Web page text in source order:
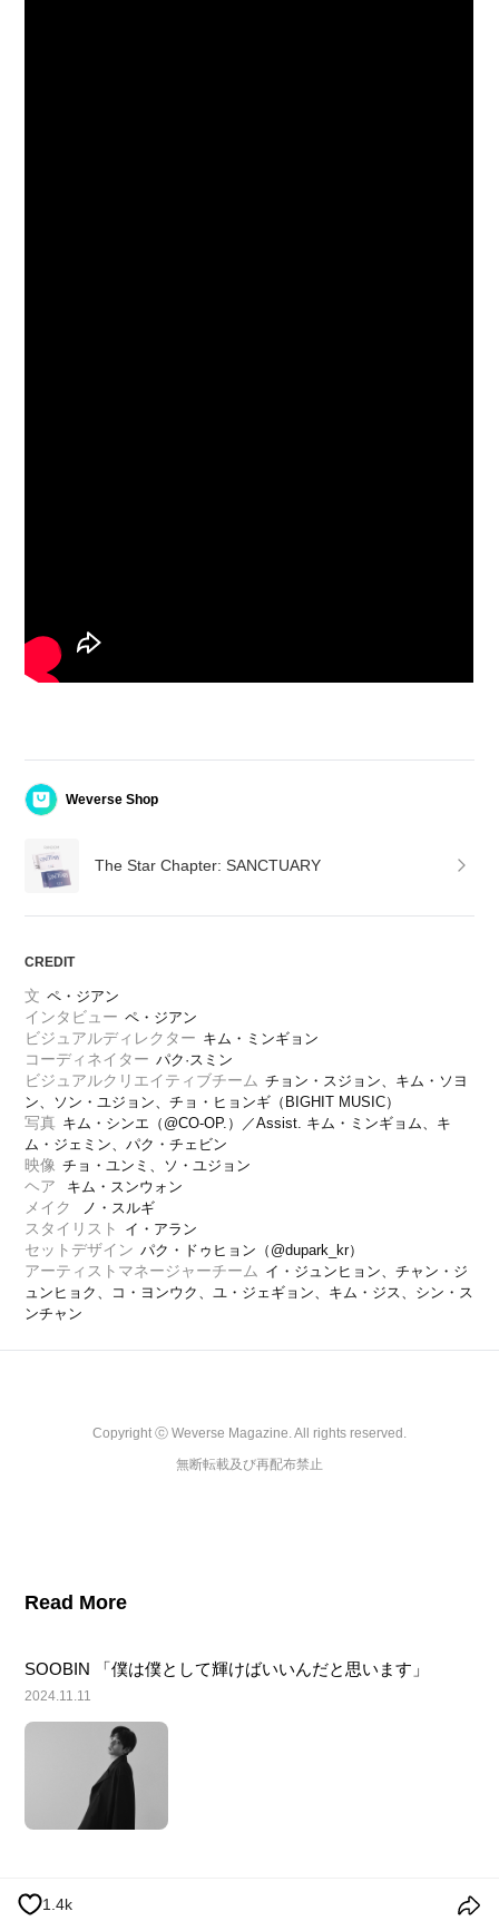
Weverse Shop
The Star Chapter: SANCTUARY
CREDIT
文 ペ・ジアン
インタビュー ペ・ジアン
ビジュアルディレクター キム・ミンギョン
コーディネイター パク·スミン
ビジュアルクリエイティブチーム チョン・スジョン、キム・ソヨ
ン、ソン・ユジョン、チョ・ヒョンギ（BIGHIT MUSIC）
写真 キム・シンエ（@CO-OP.）／Assist. キム・ミンギョム、キ
ム・ジェミン、パク・チェビン
映像 チョ・ユンミ、ソ・ユジョン
ヘア キム・スンウォン
メイク ノ・スルギ
スタイリスト イ・アラン
セットデザイン パク・ドゥヒョン（@dupark_kr）
アーティストマネージャーチーム イ・ジュンヒョン、チャン・ジ
ュンヒョク、コ・ヨンウク、ユ・ジェギョン、キム・ジス、シン・ス
ンチャン
Copyright ⓒ Weverse Magazine. All rights reserved.
無断転載及び再配布禁止
1.4k
Read More
SOOBIN 「僕は僕として輝けばいいんだと思います」
2024.11.11
BEOMGYU 「僕がステージをこんなに愛してたんだ」